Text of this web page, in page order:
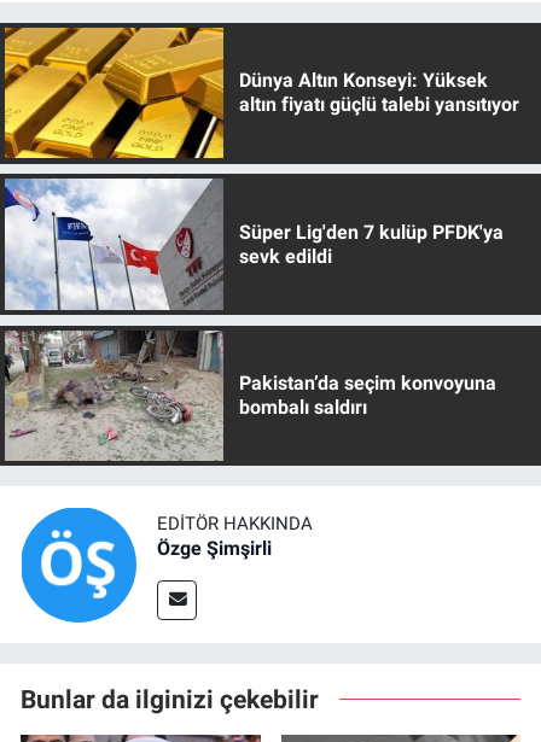
Dünya Altın Konseyi: Yüksek
altın fiyatı güçlü talebi yansıtıyor
Süper Lig'den 7 kulüp PFDK'ya
sevk edildi
Pakistan’da seçim konvoyuna
bombalı saldırı
EDITÖR HAKKINDA
Özge Şimşirli
Bunlar da ilginizi çekebilir